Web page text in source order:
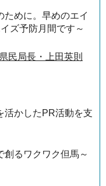
ために。早めのエイ
ズ予防月間です～
民局長・上田英則
活かしたPR活動を支
創るワクワク但馬～